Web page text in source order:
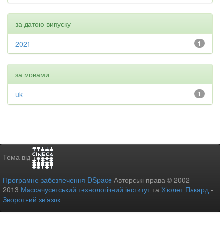
за датою випуску
1
2021
за мовами
1
uk
Тема від
Програмне забезпечення DSpace Авторські права © 2002-
2013 Массачусетський технологічний інститутта Х’юлет Пакард -
Зворотний зв’язок